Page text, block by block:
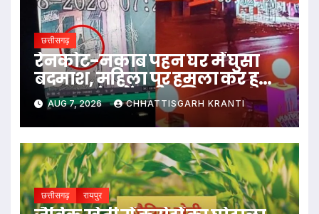
छत्तीसगढ़
रेनकोट-नकाब पहन घर में घुसा
बदमाश, महिला पर हमला कर हुआ
फरार; जांच में जुटी पुलिस…
AUG 7, 2026 CHHATTISGARH KRANTI
छत्तीसगढ़ रायपुर